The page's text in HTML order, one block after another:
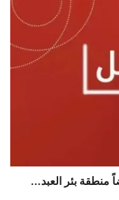
منطقة بئر العبد...